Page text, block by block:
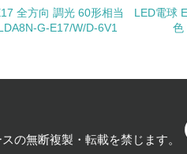
クル目標や計画を立てている
林、天然林保護、間伐＞、認証品
全方向 調光 60形相当
G-E17/W/D-6V1
LED電球
色
の無断複製・転載を禁じます。